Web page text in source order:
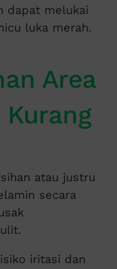
dapat melukai
luka merah.
Area
atau justru
secara
iritasi dan